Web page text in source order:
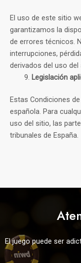
El uso de este sitio
garantizamos la
de errores técnicos.
interrupciones,
derivados del uso del
Legislación
Estas Condiciones
española. Para
uso del sitio, las
tribunales de España.
El juego puede ser